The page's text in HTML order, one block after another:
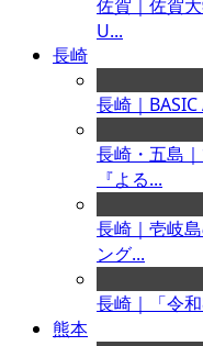
佐賀｜佐賀
U...
長崎
長崎｜
長崎・五島
『よる...
長崎｜壱岐
ング...
長崎｜「令
熊本